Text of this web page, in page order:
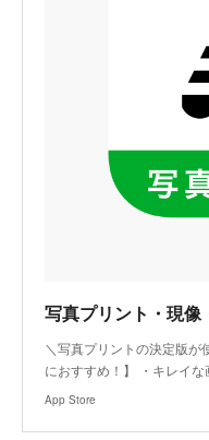
＼写真プリントの決定版が
におすすめ！】 ・キレイ
App Store